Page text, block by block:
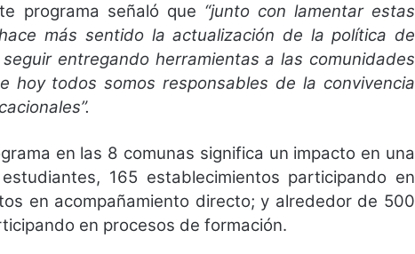
programa señaló que “junto con lamentar estas
más sentido la actualización de la política de
entregando herramientas a las comunidades
hoy todos somos responsables de la convivencia
en las 8 comunas significa un impacto en una
165 establecimientos participando en
en acompañamiento directo; y alrededor de 500
en procesos de formación.